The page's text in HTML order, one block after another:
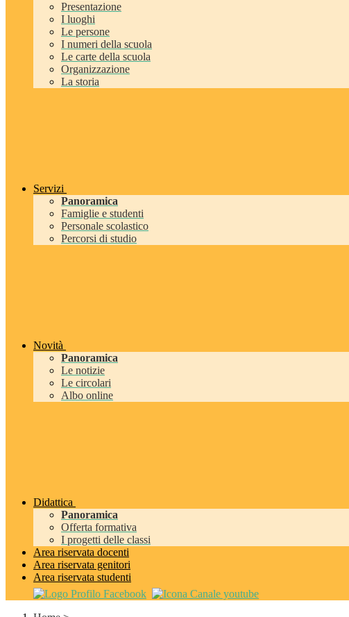
Presentazione
I luoghi
Le persone
I numeri della scuola
Le carte della scuola
Organizzazione
La storia
Servizi
Panoramica
Famiglie e studenti
Personale scolastico
Percorsi di studio
Novità
Panoramica
Le notizie
Le circolari
Albo online
Didattica
Panoramica
Offerta formativa
I progetti delle classi
Area riservata docenti
Area riservata genitori
Area riservata studenti